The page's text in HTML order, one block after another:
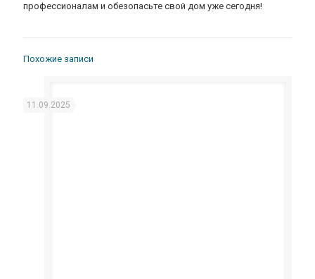
профессионалам и обезопасьте свой дом уже сегодня!
Похожие записи
11.09.2025